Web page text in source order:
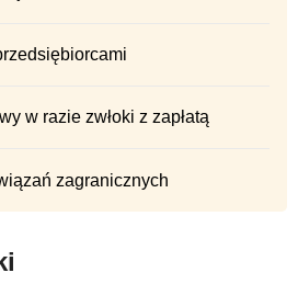
w razie zwłoki z zapłatą
zagranicznych